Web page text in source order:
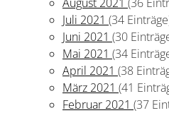
Juli 2021 (34
Juni 2021 (30
Mai 2021 (34
April 2021 (38
März 2021 (41
Februar 2021 (37